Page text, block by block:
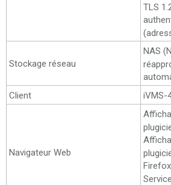
TLS
Stockage réseau
NAS
Client
iVMS-
Navigateur Web